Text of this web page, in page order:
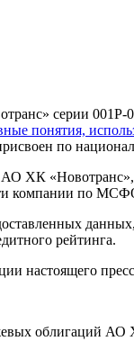
серии 001Р-
понятия,
по
ХК
компании по
рейтинга.
настоящего
облигаций